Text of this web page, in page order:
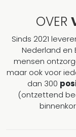
OVER
Sinds 2021
Nederland en
mensen
maar ook voor
dan 300
(ontzettend